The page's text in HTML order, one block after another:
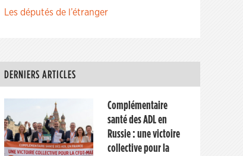
Les députés de l’étranger
DERNIERS ARTICLES
Complémentaire
santé des ADL en
Russie : une victoire
collective pour la